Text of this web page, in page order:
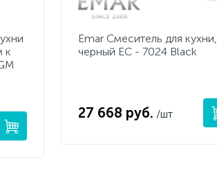
к
Emar Смеситель для кухни,
черный ЕС - 7024 Black
27 668 руб. /шт